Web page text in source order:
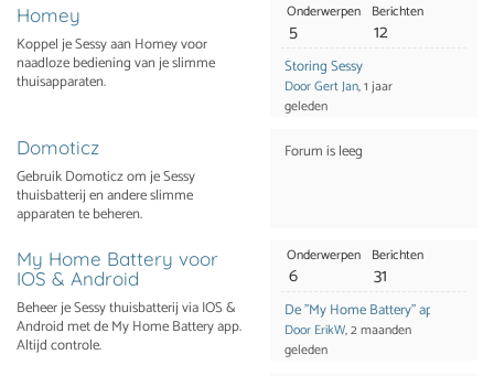
Homey
Koppel je Sessy aan Homey voor
naadloze bediening van je slimme
thuisapparaten.
Onderwerpen
5
Berichten
12
Storing Sessy
Door Gert Jan, 1 jaar
geleden
Domoticz
Gebruik Domoticz om je Sessy
thuisbatterij en andere slimme
apparaten te beheren.
Forum is leeg
My Home Battery voor
IOS & Android
Beheer je Sessy thuisbatterij via IOS &
Android met de My Home Battery app.
Altijd controle.
Onderwerpen
6
Berichten
31
De "My Home Battery" app
Door ErikW, 2 maanden
geleden